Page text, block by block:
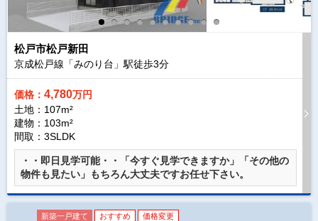
松戸市松戸新田
京成松戸線「みのり台」駅徒歩3分
価格： 4,780万円
土地：107m²
建物：103m²
間取：3SLDK
・・即日見学可能・・「今すぐ見学できますか」「その他の
物件も見たい」もちろん大丈夫ですお任せ下さい。
新築一戸建て おすすめ 価格変更